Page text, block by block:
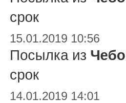
срок
15.01.2019 10:56
Посылка из
срок
14.01.2019 14:01